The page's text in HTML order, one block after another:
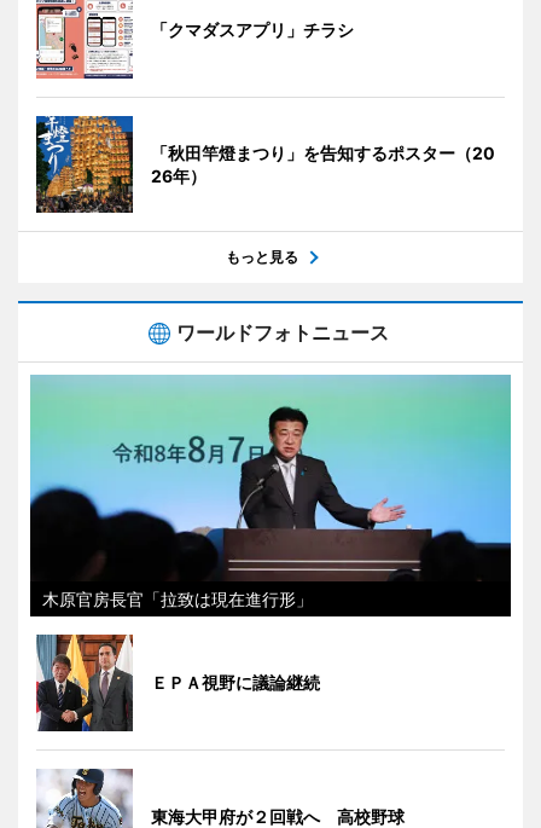
「クマダスアプリ」チラシ
「秋田竿燈まつり」を告知するポスター（20
26年）
もっと見る
ワールドフォトニュース
木原官房長官「拉致は現在進行形」
ＥＰＡ視野に議論継続
東海大甲府が２回戦へ 高校野球